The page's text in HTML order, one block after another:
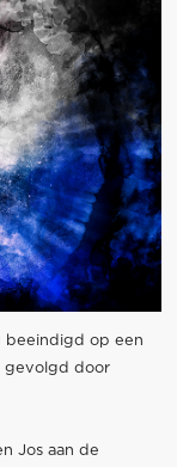
beeindigd op een
gevolgd door
Jos aan de